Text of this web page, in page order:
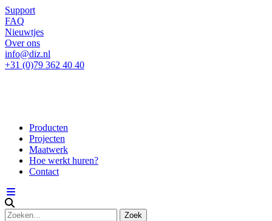
Support
FAQ
Nieuwtjes
Over ons
info@diz.nl
+31 (0)79 362 40 40
Producten
Projecten
Maatwerk
Hoe werkt huren?
Contact